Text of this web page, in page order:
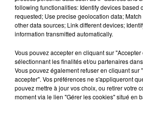
7 août 2026
Brent Faiyaz a le
nouveau clip
following functionalities: Identify devices based
requested; Use precise geolocation data;
other data sources; Link different devices;
information transmitted automatically.
Vous pouvez accepter en cliquant sur "Accepter
sélectionnant les finalités et/ou partenaires
Vous pouvez également refuser en cliquant sur
accepter". Vos préférences ne s'appliqueront
pouvez mettre à jour vos choix, ou retirer votre
moment via le lien "Gérer les cookies" situé en